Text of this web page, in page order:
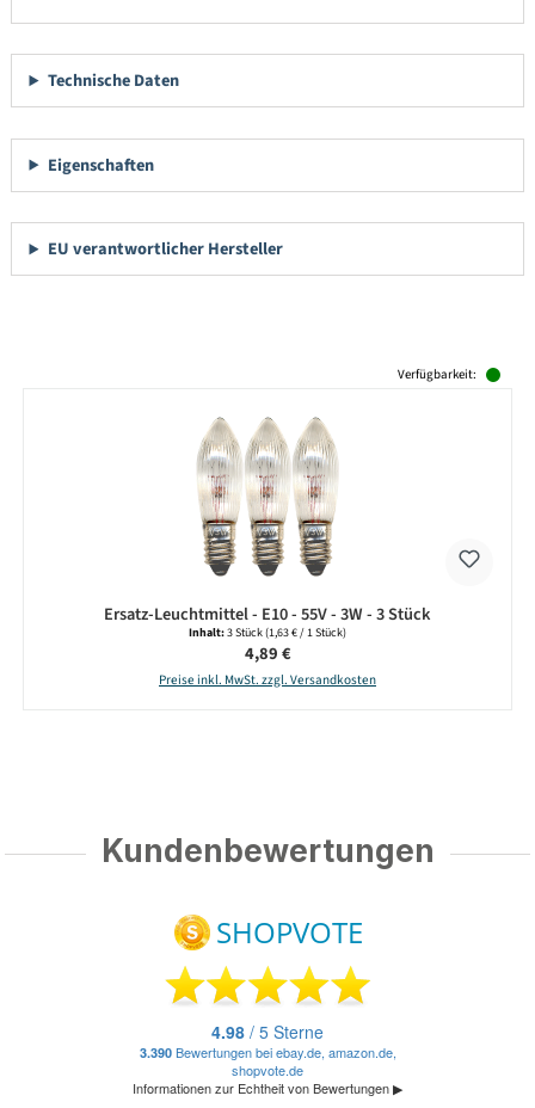
Technische Daten
Eigenschaften
EU verantwortlicher Hersteller
Verfügbarkeit:
Ersatz-Leuchtmittel - E10 - 55V - 3W - 3 Stück
Inhalt:3 Stück(1,63 € / 1 Stück)
Regulärer Preis:
4,89 €
Preise inkl. MwSt. zzgl. Versandkosten
Kundenbewertungen